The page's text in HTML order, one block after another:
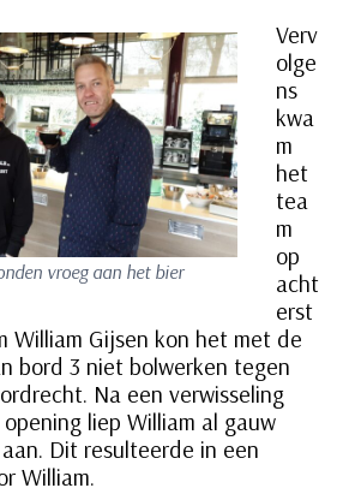
vroeg aan het bier
Verv
olge
ns
kwa
m
het
tea
m
op
acht
erst
William Gijsen kon het met de
bord 3 niet bolwerken tegen
Na een verwisseling
liep William al gauw
Dit resulteerde in een
William.